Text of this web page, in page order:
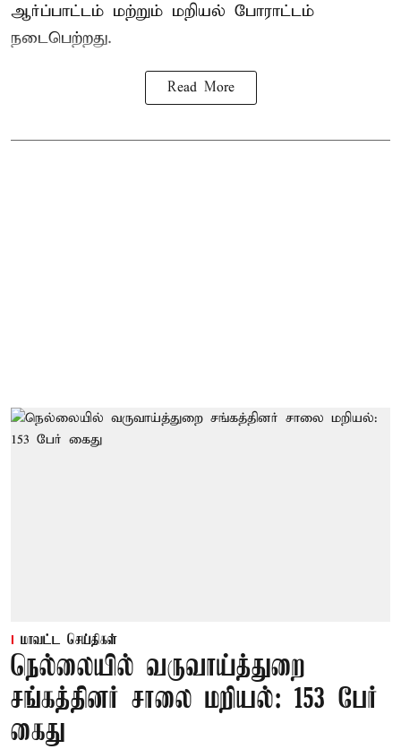
ஆர்ப்பாட்டம் மற்றும் மறியல் போராட்டம்
நடைபெற்றது.
Read More
மாவட்ட செய்திகள்
நெல்லையில் வருவாய்த்துறை
சங்கத்தினர் சாலை மறியல்: 153 பேர்
கைது